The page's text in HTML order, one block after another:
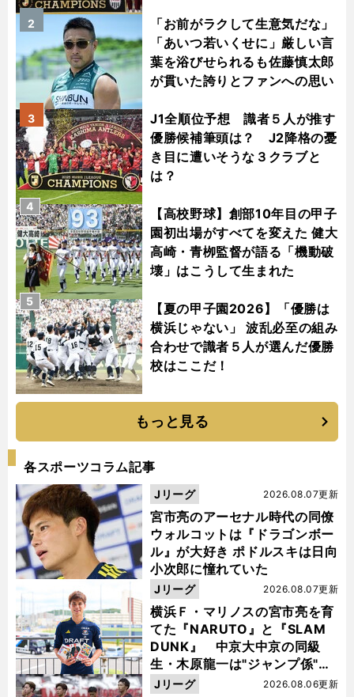
「お前がラクして生意気だな」
「あいつ若いくせに」厳しい言
葉を浴びせられるも佐藤慎太郎
が貫いた誇りとファンへの思い
2
J1全順位予想 識者５人が推す
優勝候補筆頭は？ J2降格の憂
き目に遭いそうな３クラブと
は？
3
【高校野球】創部10年目の甲子
園初出場がすべてを変えた 健大
高崎・青栁監督が語る「機動破
壊」はこうして生まれた
4
【夏の甲子園2026】「優勝は
横浜じゃない」 波乱必至の組み
合わせで識者５人が選んだ優勝
校はここだ！
5
もっと見る
各スポーツコラム記事
宮市亮のアーセナル時代の同僚
ウォルコットは『ドラゴンボー
ル』が大好き ポドルスキは日向
小次郎に憧れていた
2026.08.07更新
Jリーグ
横浜Ｆ・マリノスの宮市亮を育
てた『NARUTO』と『SLAM
DUNK』 中京大中京の同級
生・木原龍一は"ジャンプ係"だ
った
2026.08.07更新
Jリーグ
2026.08.06更新
Jリーグ